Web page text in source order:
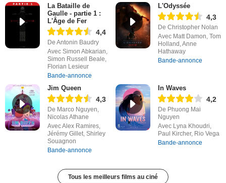
La Bataille de
Gaulle - partie 1 :
L'Âge de Fer
4,4
De Antonin Baudry
Avec Simon Abkarian,
Simon Russell Beale,
Florian Lesieur
Bande-annonce
L'Odyssée
4,3
De Christopher Nolan
Avec Matt Damon, Tom
Holland, Anne
Hathaway
Bande-annonce
Jim Queen
4,3
De Marco Nguyen,
Nicolas Athane
Avec Alex Ramires,
Jérémy Gillet, Shirley
Souagnon
Bande-annonce
In Waves
4,2
De Phuong Mai
Nguyen
Avec Lyna Khoudri,
Paul Kircher, Rio Vega
Bande-annonce
Tous les meilleurs films au ciné